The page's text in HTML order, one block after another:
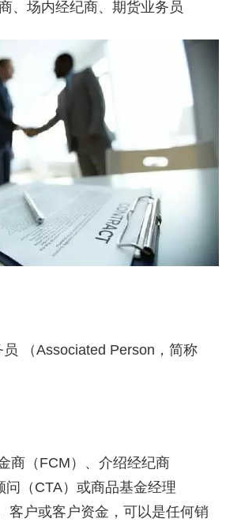
、场内经纪商、期货业务员
员 （Associated Person，简称
商（FCM）、介绍经纪商
问（CTA）或商品基金经理
客户或客户资金，可以是任何销